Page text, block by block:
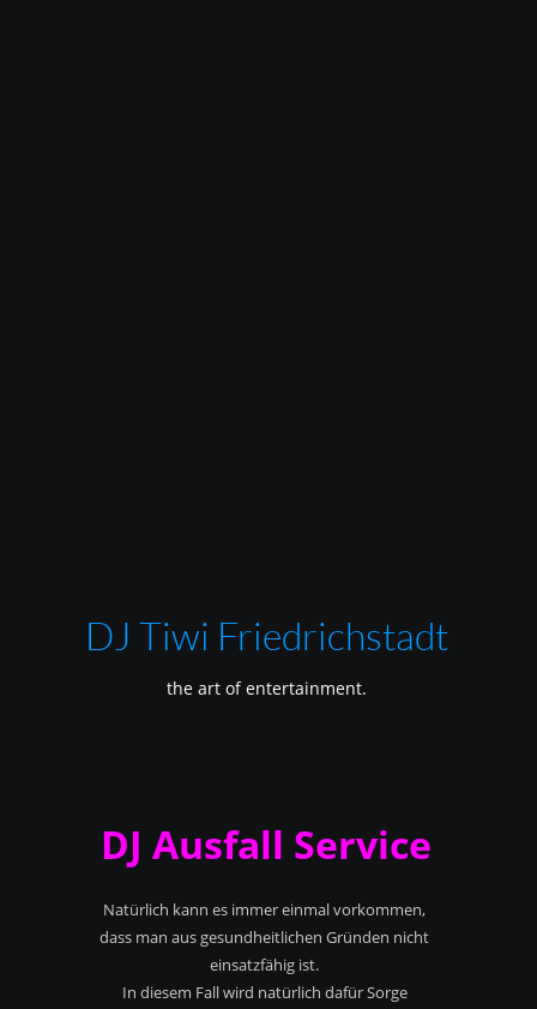
DJ Tiwi Friedrichstadt
the art of entertainment.
Natürlich kann es immer einmal vorkommen,
dass man aus gesundheitlichen Gründen nicht
einsatzfähig ist.
In diesem Fall wird natürlich dafür Sorge
DJ Ausfall Service